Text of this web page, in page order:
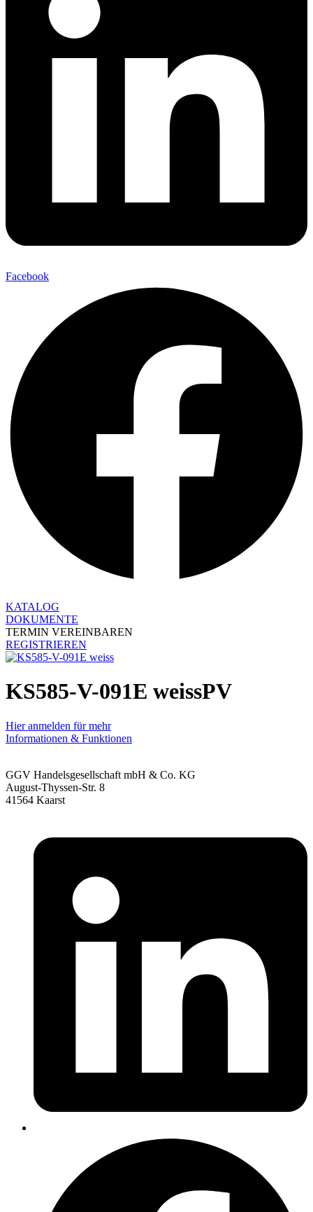
Facebook
KATALOG
DOKUMENTE
TERMIN VEREINBAREN
REGISTRIEREN
KS585-V-091E weissPV
Hier anmelden für mehr
Informationen & Funktionen
GGV Handelsgesellschaft mbH & Co. KG
August-Thyssen-Str. 8
41564 Kaarst